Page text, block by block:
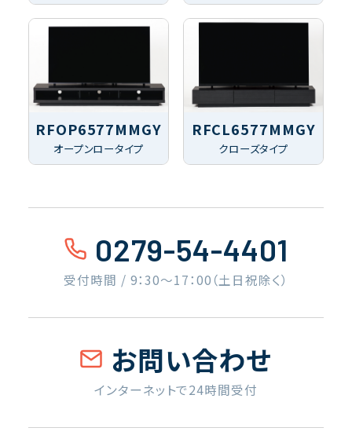
RFOP6577MMGY
オープンロータイプ
RFCL6577MMGY
クローズタイプ
0279-54-4401
受付時間 / 9：30〜17：00（土日祝除く）
お問い合わせ
インターネットで24時間受付